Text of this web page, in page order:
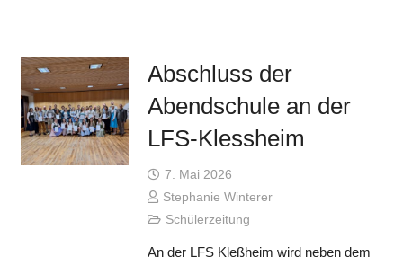
Abschluss der
Abendschule an der
LFS-Klessheim
7. Mai 2026
Stephanie Winterer
Schülerzeitung
An der LFS Kleßheim wird neben dem